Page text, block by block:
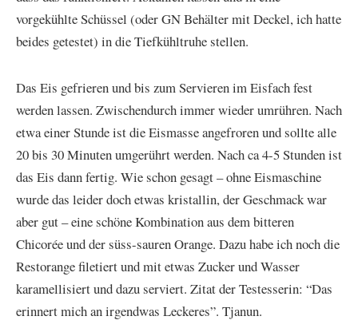
vorgekühlte Schüssel (oder GN Behälter mit Deckel, ich hatte
beides getestet) in die Tiefkühltruhe stellen.
Das Eis gefrieren und bis zum Servieren im Eisfach fest
werden lassen. Zwischendurch immer wieder umrühren. Nach
etwa einer Stunde ist die Eismasse angefroren und sollte alle
20 bis 30 Minuten umgerührt werden. Nach ca 4-5 Stunden ist
das Eis dann fertig. Wie schon gesagt – ohne Eismaschine
wurde das leider doch etwas kristallin, der Geschmack war
aber gut – eine schöne Kombination aus dem bitteren
Chicorée und der süss-sauren Orange. Dazu habe ich noch die
Restorange filetiert und mit etwas Zucker und Wasser
karamellisiert und dazu serviert. Zitat der Testesserin: “Das
erinnert mich an irgendwas Leckeres”. Tjanun.